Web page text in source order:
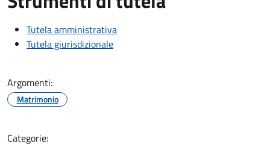
Tutela amministrativa
Tutela giurisdizionale
Argomenti:
Matrimonio
Categorie: